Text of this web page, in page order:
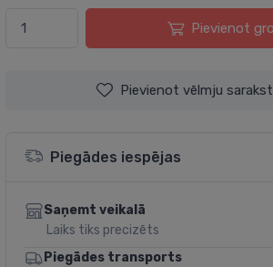
Pievienot
Pievienot vēlmju
Piegādes iespējas
Saņemt veikalā
Laiks tiks precizēts
Piegādes transports